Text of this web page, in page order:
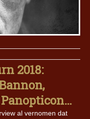
2018:
al vernomen dat